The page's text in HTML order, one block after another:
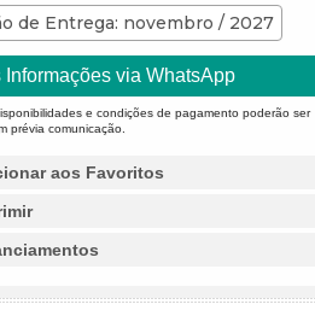
de Entrega: novembro / 2027
Informações via WhatsApp
e condições de pagamento poderão ser
prévia comunicação.
aos Favoritos